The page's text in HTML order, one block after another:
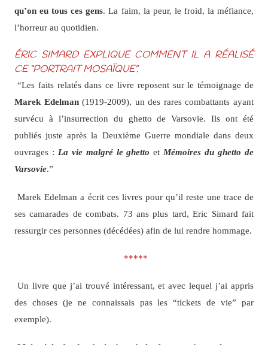
qu’on eu tous ces gens. La faim, la peur, le froid, la méfiance,
l’horreur au quotidien.
ÉRIC SIMARD EXPLIQUE COMMENT IL A RÉALISÉ
CE “PORTRAIT MOSAÏQUE”.
“Les faits relatés dans ce livre reposent sur le témoignage de
Marek Edelman(1919-2009), un des rares combattants ayant
survécu à l’insurrection du ghetto de Varsovie. Ils ont été
publiés juste après la Deuxième Guerre mondiale dans deux
ouvrages : La vie malgré le ghetto et Mémoires du ghetto de
Varsovie.”
Marek Edelman a écrit ces livres pour qu’il reste une trace de
ses camarades de combats. 73 ans plus tard, Eric Simard fait
ressurgir ces personnes (décédées) afin de lui rendre hommage.
*****
Un livre que j’ai trouvé intéressant, et avec lequel j’ai appris
des choses (je ne connaissais pas les “tickets de vie” par
exemple).